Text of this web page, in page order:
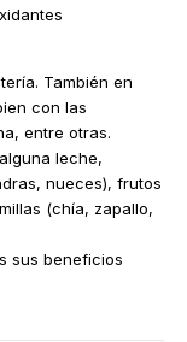
También en
con las
entre otras.
leche,
nueces), frutos
(chía, zapallo,
sus beneficios